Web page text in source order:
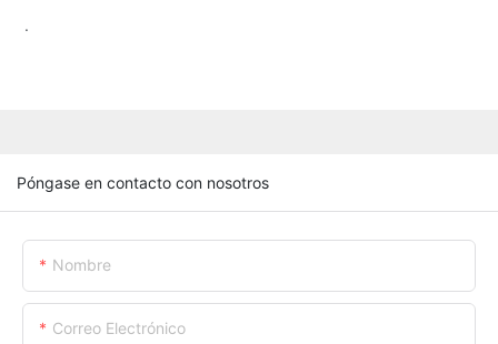
.
Póngase en contacto con nosotros
Nombre
Correo Electrónico